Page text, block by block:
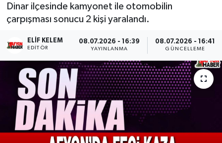
Dinar ilçesinde kamyonet ile otomobilin
çarpışması sonucu 2 kişi yaralandı.
ELIF KELEM
EDITÖR
08.07.2026 - 16:39
YAYINLANMA
08.07.2026 - 16:41
GÜNCELLEME
Sivil Toplum
Ekonomi
Magazin
Etkinlikler